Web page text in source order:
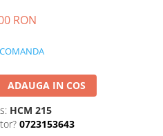
RON
ADAUGA IN COS
HCM 215
0723153643